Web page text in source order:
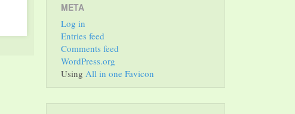
META
Log in
Entries feed
Comments feed
WordPress.org
Using All in one Favicon